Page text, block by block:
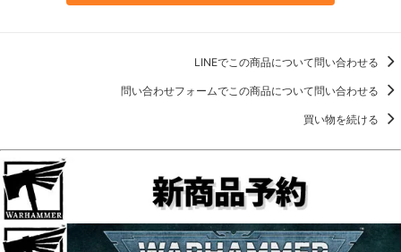
LINEでこの商品について問い合わせる
問い合わせフォームでこの商品について問い合わせる
買い物を続ける